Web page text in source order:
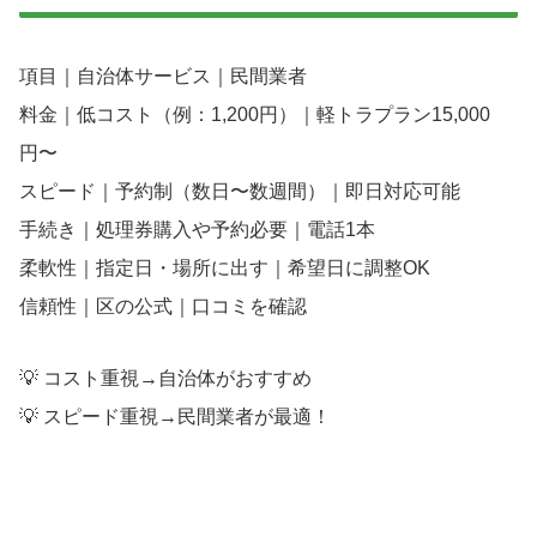
項目｜自治体サービス｜民間業者
料金｜低コスト（例：1,200円）｜軽トラプラン15,000
円〜
スピード｜予約制（数日〜数週間）｜即日対応可能
手続き｜処理券購入や予約必要｜電話1本
柔軟性｜指定日・場所に出す｜希望日に調整OK
信頼性｜区の公式｜口コミを確認
💡 コスト重視→自治体がおすすめ
💡 スピード重視→民間業者が最適！